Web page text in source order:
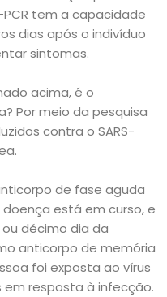
PCR tem a capacidade
dias após o indivíduo
sintomas.
acima, é o
Por meio da pesquisa
contra o SARS-
de fase aguda
está em curso, e
décimo dia da
anticorpo de memória
foi exposta ao vírus
em resposta à infecção.